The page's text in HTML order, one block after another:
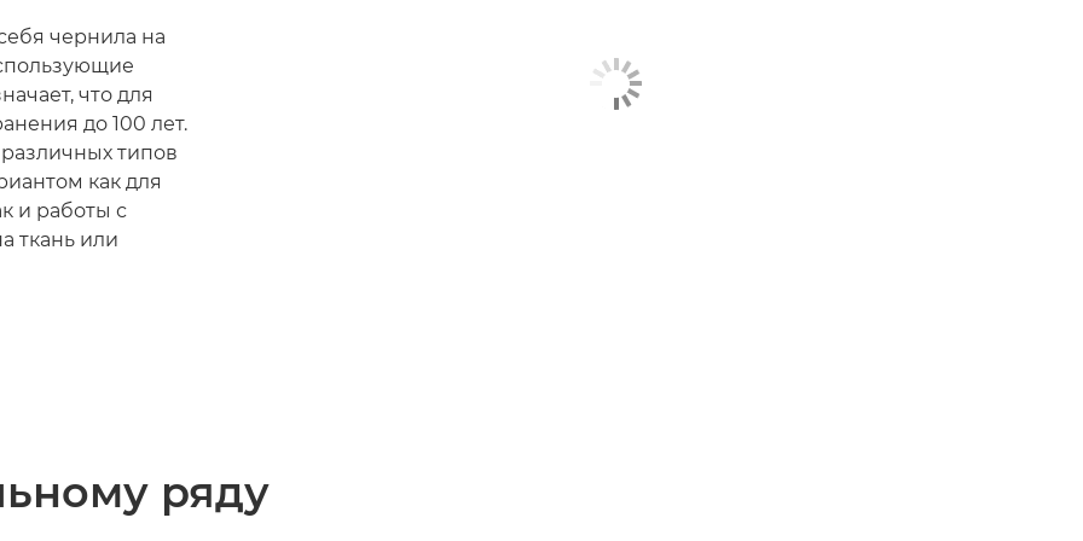
чернила на
что для
до 100 лет.
типов
как для
и работы с
ткань или
ряду